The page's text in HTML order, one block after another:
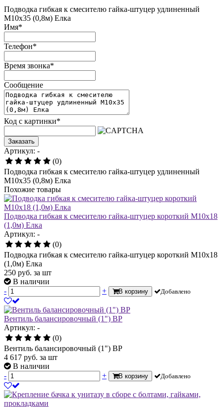
Подводка гибкая к смесителю гайка-штуцер удлиненный
М10х35 (0,8м) Елка
Имя*
Телефон*
Время звонка*
Сообщение
Код с картинки*
Заказать
Артикул: -
(0)
Подводка гибкая к смесителю гайка-штуцер удлиненный
М10х35 (0,8м) Елка
Похожие товары
Подводка гибкая к смесителю гайка-штуцер короткий М10х18
(1,0м) Елка
Артикул: -
(0)
Подводка гибкая к смесителю гайка-штуцер короткий М10х18
(1,0м) Елка
250 руб. за шт
В наличии
-
+ В корзину Добавлено
Вентиль балансировочный (1") ВР
Артикул: -
(0)
Вентиль балансировочный (1") ВР
4 617 руб. за шт
В наличии
-
+ В корзину Добавлено